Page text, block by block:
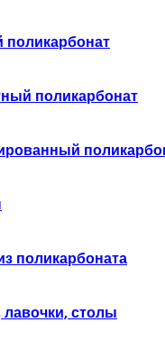
поликарбонат
поликарбоната
лавочки, столы
ограждение,
стали с
с вкладышем или